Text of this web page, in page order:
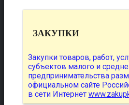
ЗАКУПКИ
Закупки товаров, работ,
субъектов малого и
предпринимательства
официальном сайте
в сети Интернет